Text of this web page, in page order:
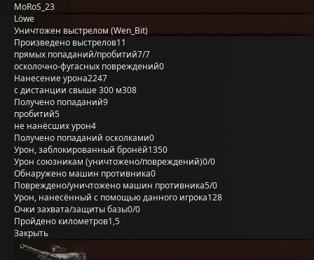
MoRoS_23
Löwe
Уничтожен выстрелом (Wen_Bit)
Произведено выстрелов11
прямых попаданий/пробитий7/7
осколочно-фугасных повреждений0
Нанесение урона2247
с дистанции свыше 300 м308
Получено попаданий9
пробитий5
не нанёсших урон4
Получено попаданий осколками0
Урон, заблокированный бронёй1350
Урон союзникам (уничтожено/повреждений)0/0
Обнаружено машин противника0
Повреждено/уничтожено машин противника5/0
Урон, нанесённый с помощью данного игрока128
Очки захвата/защиты базы0/0
Пройдено километров1,5
Закрыть